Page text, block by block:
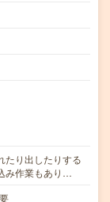
たり出したりする
み作業もあり…